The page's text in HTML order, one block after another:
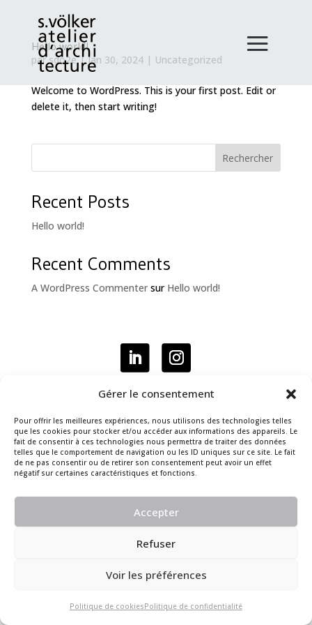
Gérer le consentement
Pour offrir les meilleures expériences, nous utilisons des technologies telles
que les cookies pour stocker et/ou accéder aux informations des appareils. Le
fait de consentir à ces technologies nous permettra de traiter des données
telles que le comportement de navigation ou les ID uniques sur ce site. Le fait
de ne pas consentir ou de retirer son consentement peut avoir un effet
négatif sur certaines caractéristiques et fonctions.
Accepter
Refuser
Voir les préférences
Politique de cookiesPolitique de confidentialité
Hello world!
parsdo2e|Jan 30, 2024| Uncategorized
Welcome to WordPress. This is your first post. Edit or
delete it, then start writing!
Rechercher
Recent Posts
Hello world!
Recent Comments
A WordPress Commentersur Hello world!
suivez-nous
Politique de confidentialité
Mentions légales
Conception : quadri-city.com